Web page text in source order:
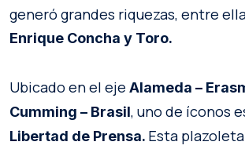
generó grandes riquezas, entre
Enrique Concha y Toro.
Ubicado en el eje Alameda –
Cumming – Brasil, uno de íconos
Libertad de Prensa. Esta